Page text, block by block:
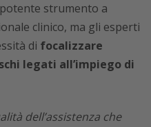
strumento a
clinico, ma gli esperti
di focalizzare
legati all’impiego di
dell’assistenza che